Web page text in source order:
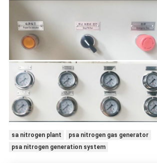
sa nitrogen plant
psa nitrogen gas generator
psa nitrogen generation system